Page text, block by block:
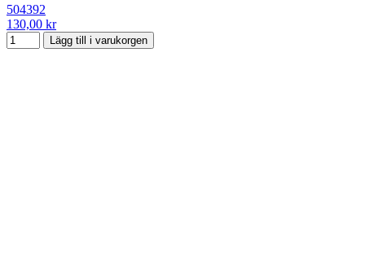
504392
130,00 kr
Lägg till i varukorgen